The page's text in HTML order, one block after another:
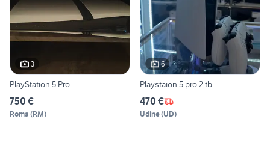
3
PlayStation 5 Pro
750 €
Roma (RM)
6
Playstaion 5 pro 2 tb
470 €
Udine(UD)